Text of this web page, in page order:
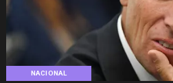
NACIONAL